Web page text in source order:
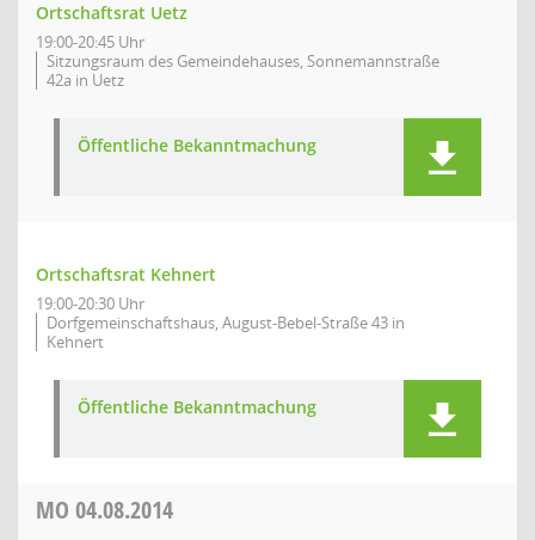
Ortschaftsrat Uetz
19:00-20:45 Uhr
Sitzungsraum des Gemeindehauses, Sonnemannstraße
42a in Uetz
Öffentliche Bekanntmachung
Ortschaftsrat Kehnert
19:00-20:30 Uhr
Dorfgemeinschaftshaus, August-Bebel-Straße 43 in
Kehnert
Öffentliche Bekanntmachung
MO 04.08.2014